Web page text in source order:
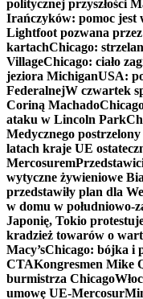
politycznej przyszłości
Irańczyków: pomoc jest
Lightfoot pozwana
kartachChicago:
VillageChicago: ciało
jeziora MichiganUSA:
FederalnejW czwartek
Coriną Machado
ataku w Lincoln Park
Medycznego
latach kraje UE
Mercosurem
wytyczne żywieniowe
przedstawiły plan dla
w domu w południowo-
Japonię, Tokio
kradzież towarów o
Macy’sChicago: bójka i
CTAKongresmen Mike
burmistrza Chicago
umowę UE-Mercosur